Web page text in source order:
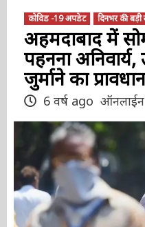
कोविड -19 अपडेट दिनभर की
अहमदाबाद में
पहनना
जुर्माने का प्रावधान
6 वर्ष ago